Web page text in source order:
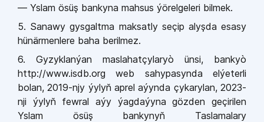
— Yslam ösüş bankyna mahsus ýörelgeleri bilmek.
5. Sanawy gysgaltma maksatly seçip alyşda esasy
hünärmenlere baha berilmez.
6. Gyzyklanýan maslahatçylaryò ünsi, bankyò
http://www.isdb.org web sahypasynda elýeterli
bolan, 2019-njy ýylyň aprel aýynda çykarylan, 2023-
nji ýylyň fewral aýy ýagdaýyna gözden geçirilen
Yslam ösüş bankynyň Taslamalary